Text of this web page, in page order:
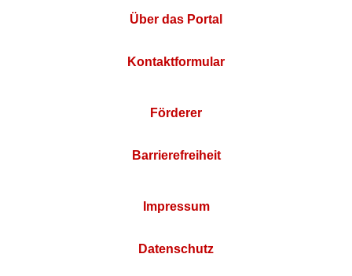
Über das Portal
Kontaktformular
Förderer
Barrierefreiheit
Impressum
Datenschutz